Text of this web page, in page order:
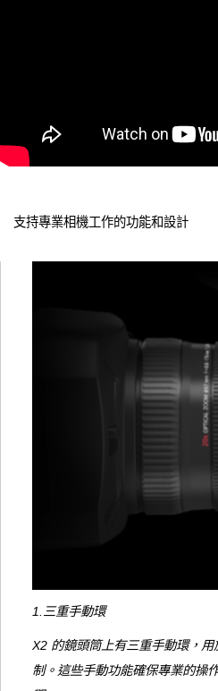
支持專業相機工作的功能和設計
1.三重手動環
X2 的鏡頭筒上有三重手動環，
制。這些手動功能確保專業的操